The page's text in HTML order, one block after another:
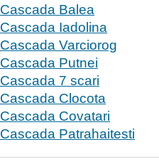
Cascada Balea
Cascada Iadolina
Cascada Varciorog
Cascada Putnei
Cascada 7 scari
Cascada Clocota
Cascada Covatari
Cascada Patrahaitesti